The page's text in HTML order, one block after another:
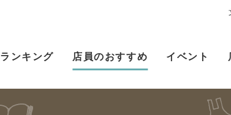
ランキング 店員のおすすめ イベント